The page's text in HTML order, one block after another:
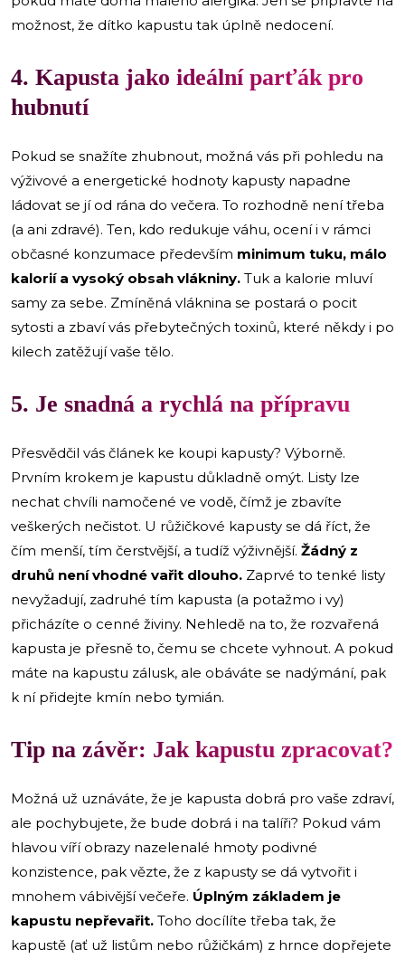
možnost, že dítko kapustu tak úplně nedocení.
4. Kapusta jako ideální parťák pro
hubnutí
Pokud se snažíte zhubnout, možná vás při pohledu na
výživové a energetické hodnoty kapusty napadne
ládovat se jí od rána do večera. To rozhodně není třeba
(a ani zdravé). Ten, kdo redukuje váhu, ocení i v rámci
občasné konzumace především minimum tuku, málo
kalorií a vysoký obsah vlákniny. Tuk a kalorie mluví
samy za sebe. Zmíněná vláknina se postará o pocit
sytosti a zbaví vás přebytečných toxinů, které někdy i po
kilech zatěžují vaše tělo.
5. Je snadná a rychlá na přípravu
Přesvědčil vás článek ke koupi kapusty? Výborně.
Prvním krokem je kapustu důkladně omýt. Listy lze
nechat chvíli namočené ve vodě, čímž je zbavíte
veškerých nečistot. U růžičkové kapusty se dá říct, že
čím menší, tím čerstvější, a tudíž výživnější. Žádný z
druhů není vhodné vařit dlouho. Zaprvé to tenké listy
nevyžadují, zadruhé tím kapusta (a potažmo i vy)
přicházíte o cenné živiny. Nehledě na to, že rozvařená
kapusta je přesně to, čemu se chcete vyhnout. A pokud
máte na kapustu zálusk, ale obáváte se nadýmání, pak
k ní přidejte kmín nebo tymián.
Tip na závěr: Jak kapustu zpracovat?
Možná už uznáváte, že je kapusta dobrá pro vaše zdraví,
ale pochybujete, že bude dobrá i na talíři? Pokud vám
hlavou víří obrazy nazelenalé hmoty podivné
konzistence, pak vězte, že z kapusty se dá vytvořit i
mnohem vábivější večeře. Úplným základem je
kapustu nepřevařit. Toho docílíte třeba tak, že
kapustě (ať už listům nebo růžičkám) z hrnce dopřejete